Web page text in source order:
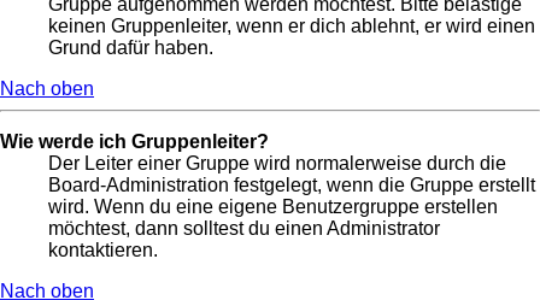
Gruppe aufgenommen werden möchtest. Bitte belästige
keinen Gruppenleiter, wenn er dich ablehnt, er wird einen
Grund dafür haben.
Nach oben
Wie werde ich Gruppenleiter?
Der Leiter einer Gruppe wird normalerweise durch die
Board-Administration festgelegt, wenn die Gruppe erstellt
wird. Wenn du eine eigene Benutzergruppe erstellen
möchtest, dann solltest du einen Administrator
kontaktieren.
Nach oben